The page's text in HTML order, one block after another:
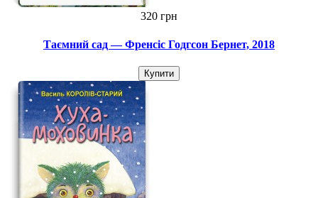
320 грн
Таємний сад — Френсіс Годгсон Бернет, 2018
Купити